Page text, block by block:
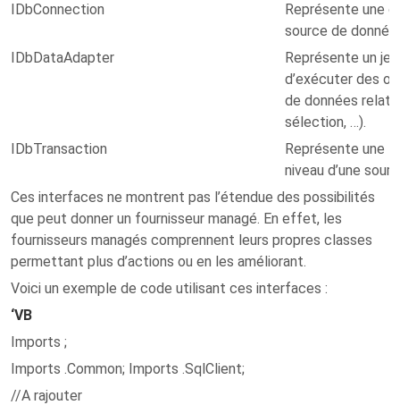
IDbConnection
Représente une
source de
IDbDataAdapter
Représente un
d’exécuter des
de données
sélection, …).
IDbTransaction
Représente une
niveau d’une
Ces interfaces ne montrent pas l’étendue des possibilités
que peut donner un fournisseur managé. En effet, les
fournisseurs managés comprennent leurs propres classes
permettant plus d’actions ou en les améliorant.
Voici un exemple de code utilisant ces interfaces :
‘VB
Imports ;
Imports .Common; Imports .SqlClient;
//A rajouter